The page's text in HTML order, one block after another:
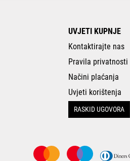
UVJETI KUPNJE
Kontaktirajte nas
Pravila privatnosti
Načini plaćanja
Uvjeti korištenja
RASKID UGOVORA